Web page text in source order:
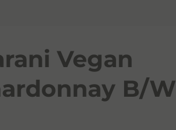
Vegan
B/W